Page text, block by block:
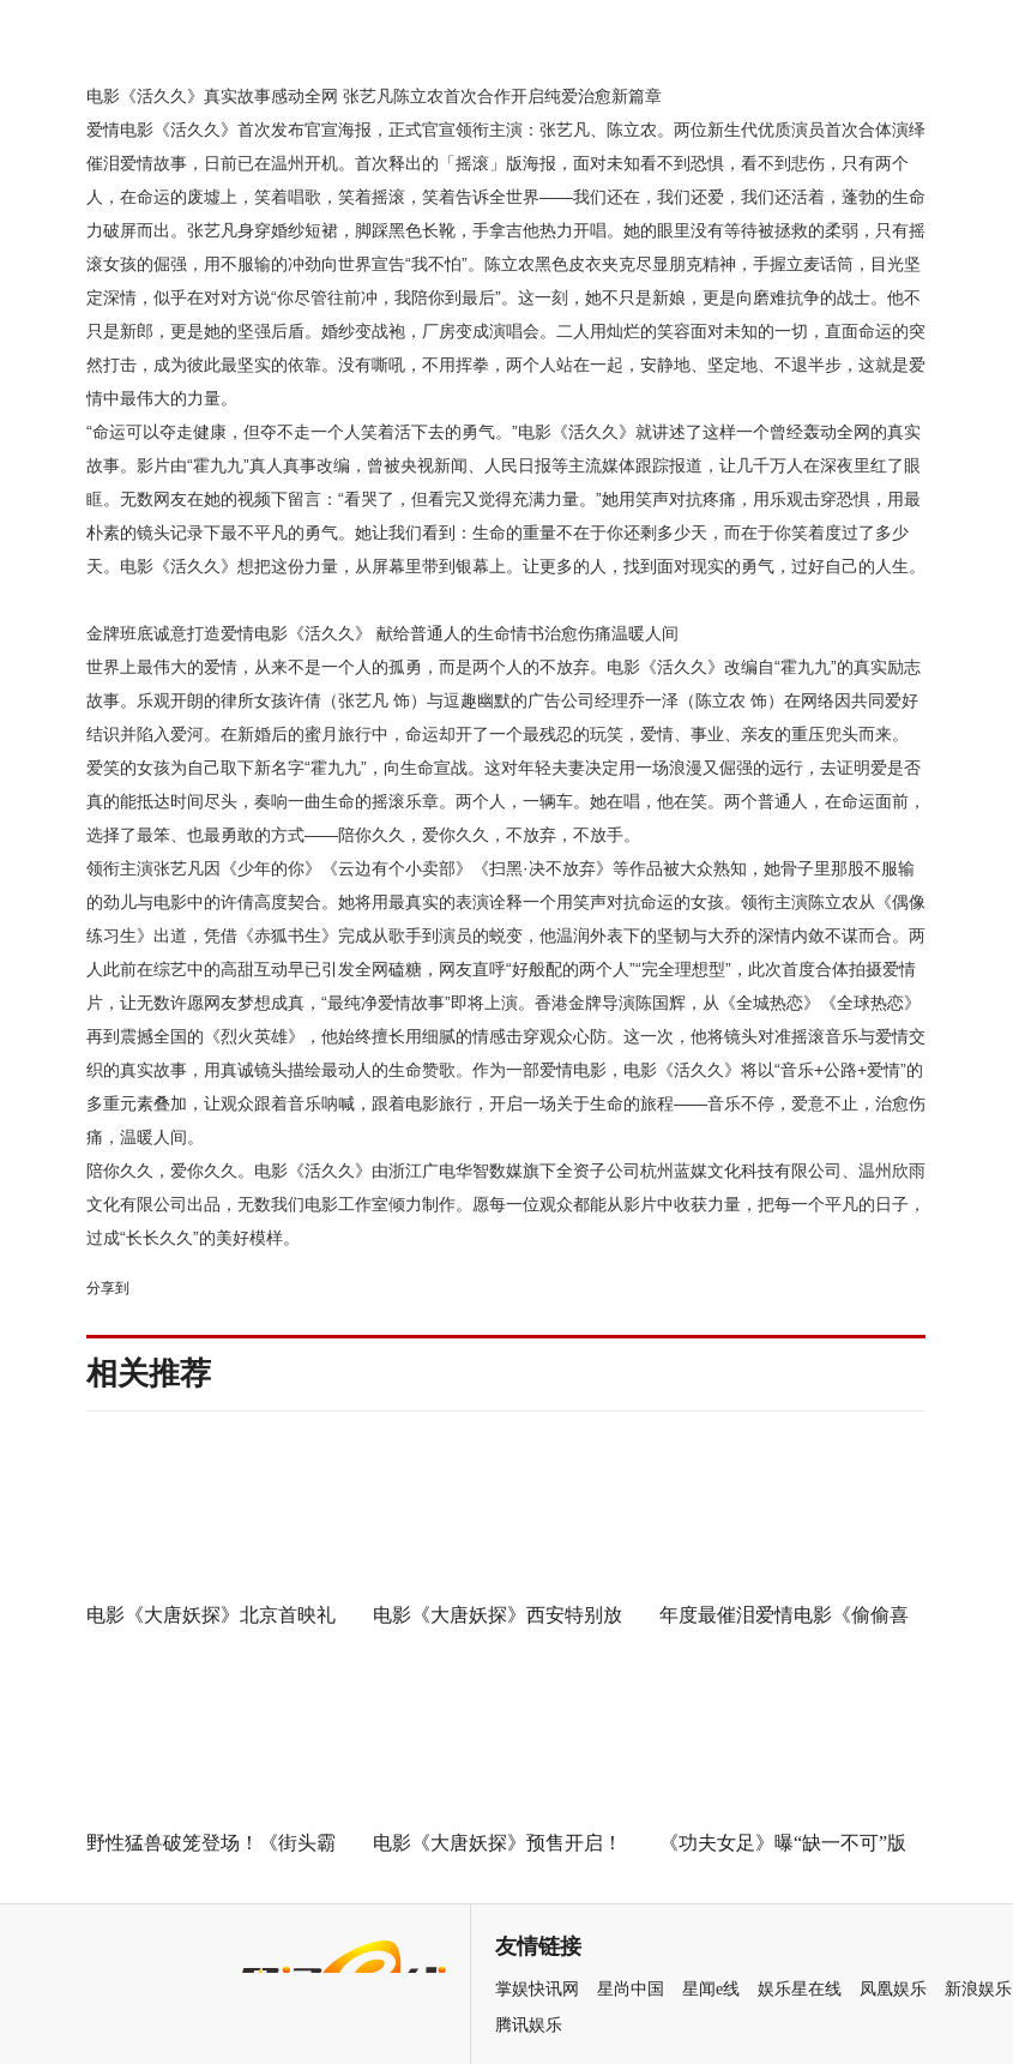
电影《活久久》真实故事感动全网 张艺凡陈立农首次合作开启纯爱治愈新篇章
爱情电影《活久久》首次发布官宣海报，正式官宣领衔主演：张艺凡、陈立农。两位新生代优质演员首次合体演绎
催泪爱情故事 ， 日前已在温州开机。首次释出的「摇滚」 版海报， 面对未知看不到恐惧，看不到悲伤，只有两个
人，在命运的废墟上，笑着唱歌， 笑着摇滚， 笑着告诉全世界——我们还在，我们还爱，我们还活着 ， 蓬勃的生命
力破屏而出。张艺凡身穿婚纱短裙，脚踩黑色长靴，手拿吉他热力开唱。她的眼里没有等待被拯救的柔弱，只有摇
滚女孩的倔强，用不服输的冲劲向世界宣告“我不怕”。陈立农黑色皮衣夹克尽显朋克精神，手握立麦话筒，目光坚
定深情，似乎在对对方说“你尽管往前冲，我陪你到最后”。这一刻，她不只是新娘，更是向磨难抗争的战士。他不
只是新郎，更是她的坚强后盾。婚纱变战袍，厂房变成演唱会。二人用灿烂的笑容面对未知的一切，直面命运的突
然打击，成为彼此最坚实的依靠。没有嘶吼，不用挥拳，两个人站在一起，安静地、坚定地、不退半步，这就是爱
情中最伟大的力量。
“命运可以夺走健康，但夺不走一个人笑着活下去的勇气。”电影《活久久》就讲述了这样一个曾经轰动全网的真实
故事。影片由“霍九九”真人真事改编 ，曾被央视新闻、人民日报等主流媒体跟踪报道，让几千万人在深夜里红了眼
眶。无数网友在她的视频下留言： “看哭了，但看完又觉得充满力量。”她用笑声对抗疼痛，用乐观击穿恐惧，用最
朴素的镜头记录下最不平凡的勇气。她让我们看到：生命的重量不在于你还剩多少天，而在于你笑着度过了多少
天。电影《活久久》想把这份力量，从屏幕里带到银幕上。让更多的人，找到面对现实的勇气，过好自己的人生。
金牌班底诚意打造爱情电影《活久久》 献给普通人的生命情书治愈伤痛温暖人间
世界上最伟大的爱情，从来不是一个人的孤勇，而是两个人的不放弃。电影《活久久》改编自“霍九九”的真实励志
故事。乐观开朗的律所女孩许倩（张艺凡 饰）与逗趣幽默的广告公司经理乔一泽（陈立农 饰）在网络因共同爱好
结识并陷入爱河。在新婚后的蜜月旅行中，命运却开了一个最残忍的玩笑，爱情、事业、亲友的重压兜头而来。
爱笑的女孩为自己取下新名字“霍九九”，向生命宣战。这对年轻夫妻决定用一场浪漫又倔强的远行，去证明爱是否
真的能抵达时间尽头，奏响一曲生命的摇滚乐章。两个人，一辆车。她在唱，他在笑。两个普通人，在命运面前，
选择了最笨、也最勇敢的方式——陪你久久，爱你久久，不放弃，不放手。
领衔主演张艺凡因《少年的你》《云边有个小卖部》《扫黑·决不放弃》等作品被大众熟知，她骨子里那股不服输
的劲儿与电影中的许倩高度契合。她将用最真实的表演诠释一个用笑声对抗命运的女孩。领衔主演陈立农从《偶像
练习生》出道，凭借《赤狐书生》完成从歌手到演员的蜕变，他温润外表下的坚韧与大乔的深情内敛不谋而合。两
人此前在综艺中的高甜互动早已引发全网磕糖，网友直呼“好般配的两个人”“完全理想型”，此次首度合体拍摄爱情
片，让无数许愿网友梦想成真，“最纯净爱情故事”即将上演。香港金牌导演陈国辉，从《全城热恋》《全球热恋》
再到震撼全国的《烈火英雄》，他始终擅长用细腻的情感击穿观众心防。这一次，他将镜头对准摇滚音乐与爱情交
织的真实故事，用真诚镜头描绘最动人的生命赞歌。作为一部爱情电影，电影《活久久》将以“音乐+公路+爱情”的
多重元素叠加，让观众跟着音乐呐喊，跟着电影旅行，开启一场关于生命的旅程——音乐不停，爱意不止，治愈伤
痛 ，温暖人间。
陪你久久，爱你久久。电影《活久久》由浙江广电华智数媒旗下全资子公司杭州蓝媒文化科技有限公司、温州欣雨
文化有限公司出品，无数我们电影工作室倾力制作。愿每一位观众都能从影片中收获力量，把每一个平凡的日子，
过成“长长久久”的美好模样。
分享到
相关推荐
电影《大唐妖探》北京首映礼 电影《大唐妖探》西安特别放 年度最催泪爱情电影《偷偷喜
野性猛兽破笼登场！《街头霸 电影《大唐妖探》预售开启！
邀你共赴探案之旅
《功夫女足》曝“缺一不可”版
友情链接
掌娱快讯网 星尚中国 星闻e线 娱乐星在线 凤凰娱乐
新浪娱乐
腾讯娱乐